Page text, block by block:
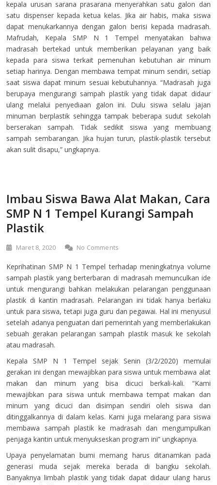
kepala urusan sarana prasarana menyerahkan satu galon dan
satu dispenser kepada ketua kelas. Jika air habis, maka siswa
dapat menukarkannya dengan galon berisi kepada madrasah.
Mafrudah, Kepala SMP N 1 Tempel menyatakan bahwa
madrasah bertekad untuk memberikan pelayanan yang baik
kepada para siswa terkait pemenuhan kebutuhan air minum
setiap harinya. Dengan membawa tempat minum sendiri, setiap
saat siswa dapat minum sesuai kebutuhannya. “Madrasah juga
berupaya mengurangi sampah plastik yang tidak dapat didaur
ulang melalui penyediaan galon ini. Dulu siswa selalu jajan
minuman berplastik sehingga tampak beberapa sudut sekolah
berserakan sampah. Tidak sedikit siswa yang membuang
sampah sembarangan. Jika hujan turun, plastik-plastik tersebut
akan sulit disapu,” ungkapnya.
Imbau Siswa Bawa Alat Makan, Cara
SMP N 1 Tempel Kurangi Sampah
Plastik
Maret 8, 2020 No Comments
Keprihatinan SMP N 1 Tempel terhadap meningkatnya volume
sampah plastik yang berterbaran di madrasah memunculkan ide
untuk mengurangi bahkan melakukan pelarangan penggunaan
plastik di kantin madrasah. Pelarangan ini tidak hanya berlaku
untuk para siswa, tetapi juga guru dan pegawai. Hal ini menyusul
setelah adanya penguatan dari pemerintah yang memberlakukan
sebuah gerakan pelarangan sampah plastik masuk ke sekolah
atau madrasah.
Kepala SMP N 1 Tempel sejak Senin (3/2/2020) memulai
gerakan ini dengan mewajibkan para siswa untuk membawa alat
makan dan minum yang bisa dicuci berkali-kali. “Kami
mewajibkan para siswa untuk membawa tempat makan dan
minum yang dicuci dan disimpan sendiri oleh siswa dan
ditinggalkannya di dalam kelas. Kami juga melarang para siswa
membawa sampah plastik ke madrasah dan mengumpulkan
penjaga kantin untuk menyukseskan program ini” ungkapnya.
Upaya penyelamatan bumi memang harus ditanamkan pada
generasi muda sejak mereka berada di bangku sekolah.
Banyaknya limbah plastik yang tidak dapat didaur ulang harus